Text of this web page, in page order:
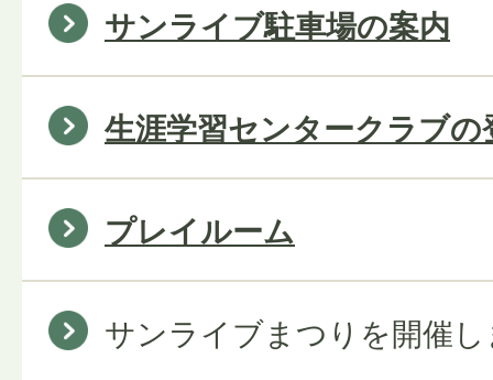
サンライブ駐車場の案内
生涯学習センタークラブの
プレイルーム
サンライブまつりを開催